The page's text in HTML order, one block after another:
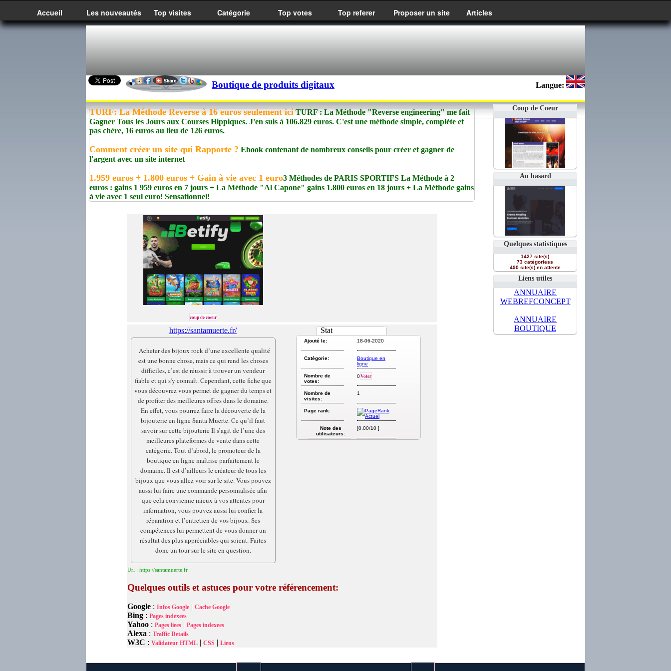
Accueil Les nouveautés Top visites Catégorie Top votes Top referer Proposer un site Articles
Boutique de produits digitaux Langue:
Coup de Coeur
Au hasard
Quelques statistiques
1427 site(s)
73 catégoriess
490 site(s) en attente
Liens utiles
ANNUAIRE
WEBREFCONCEPT
ANNUAIRE
BOUTIQUE
TURF: La Méthode Reverse à 16 euros seulement iciTURF : La Méthode "Reverse engineering" me fait
Gagner Tous les Jours aux Courses Hippiques. J'en suis à 106.829 euros. C'est une méthode simple, complète et
pas chère, 16 euros au lieu de 126 euros.
Comment créer un site qui Rapporte ? Ebook contenant de nombreux conseils pour créer et gagner de
l'argent avec un site internet
1.959 euros + 1.800 euros + Gain à vie avec 1 euro3 Méthodes de PARIS SPORTIFS La Méthode à 2
euros : gains 1 959 euros en 7 jours + La Méthode "Al Capone" gains 1.800 euros en 18 jours + La Méthode gains
à vie avec 1 seul euro! Sensationnel!
coup de coeur
Stat
Ajouté le: 18-06-2020
Catégorie:
Boutique en
ligne
Nombre de
votes:
0Voter
Nombre de
visites:
1
Page rank:
Note des
utilisateurs:
[0.00/10 ]
https://santamuerte.fr/
Acheter des bijoux rock d’une excellente qualité
est une bonne chose, mais ce qui rend les choses
difficiles, c’est de réussir à trouver un vendeur
fiable et qui s’y connaît. Cependant, cette fiche que
vous découvrez vous permet de gagner du temps et
de profiter des meilleures offres dans le domaine.
En effet, vous pourrez faire la découverte de la
bijouterie en ligne Santa Muerte. Ce qu’il faut
savoir sur cette bijouterie Il s’agit de l’une des
meilleures plateformes de vente dans cette
catégorie. Tout d’abord, le promoteur de la
boutique en ligne maîtrise parfaitement le
domaine. Il est d’ailleurs le créateur de tous les
bijoux que vous allez voir sur le site. Vous pouvez
aussi lui faire une commande personnalisée afin
que cela convienne mieux à vos attentes pour
information, vous pouvez aussi lui confier la
réparation et l’entretien de vos bijoux. Ses
compétences lui permettent de vous donner un
résultat des plus appréciables qui soient. Faites
donc un tour sur le site en question.
Url : https://santamuerte.fr
Quelques outils et astuces pour votre référencement:
Google: Infos Google| Cache Google
Bing: Pages indexees
Yahoo: Pages liees| Pages indexees
Alexa: Traffic Details
W3C : Validateur HTML| CSS | Liens